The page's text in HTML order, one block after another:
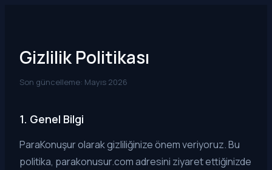
Gizlilik Politikası
Son güncelleme: Mayıs 2026
1. Genel Bilgi
ParaKonuşur olarak gizliliğinize önem veriyoruz. Bu
politika, parakonusur.com adresini ziyaret ettiğinizde